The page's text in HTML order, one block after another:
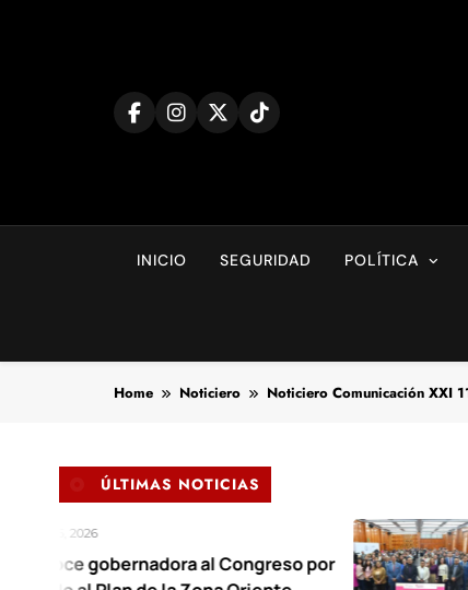
INICIO SEGURIDAD POLÍTICA
Home Noticiero Noticiero Comunicación XXI
ÚLTIMAS NOTICIAS
al Congreso por
Agosto 6,
Foro